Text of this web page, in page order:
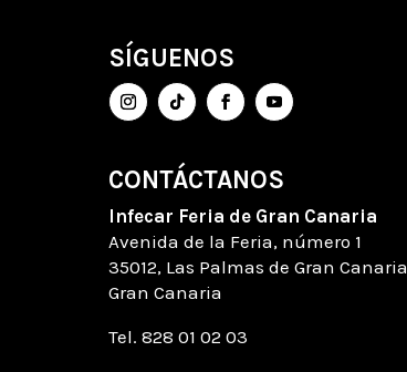
SÍGUENOS
CONTÁCTANOS
Infecar Feria de Gran Canaria
Avenida de la Feria, número 1
35012, Las Palmas de Gran Canaria
Gran Canaria
Tel. 828 01 02 03